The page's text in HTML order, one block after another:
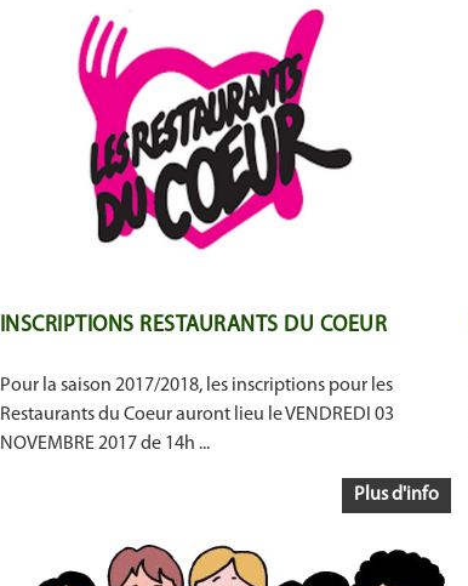
INSCRIPTIONS RESTAURANTS DU COEUR
Pour la saison 2017/2018, les inscriptions pour les
Restaurants du Coeur auront lieu le VENDREDI 03
NOVEMBRE 2017 de 14h ...
Plus d'info